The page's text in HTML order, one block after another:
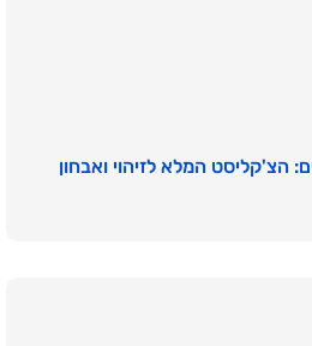
הצ'קליסט המלא לזיהוי ואבחון